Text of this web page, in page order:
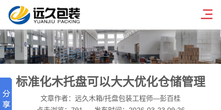
标准化木托盘可以大大优化仓储管理
文章作者：远久木箱/托盘包装工程师—彭百桂